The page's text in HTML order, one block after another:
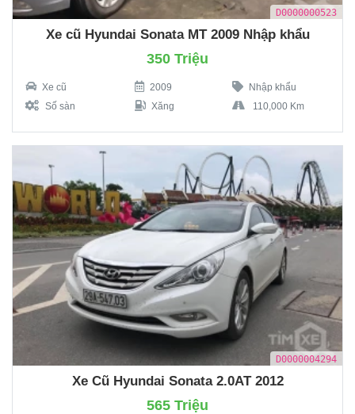
D0000000523
Xe cũ Hyundai Sonata MT 2009 Nhập khẩu
350 Triệu
Xe cũ 2009
Nhập khẩu
Số sàn
Xăng 110,000 Km
D0000004294
Xe Cũ Hyundai Sonata 2.0AT 2012
565 Triệu